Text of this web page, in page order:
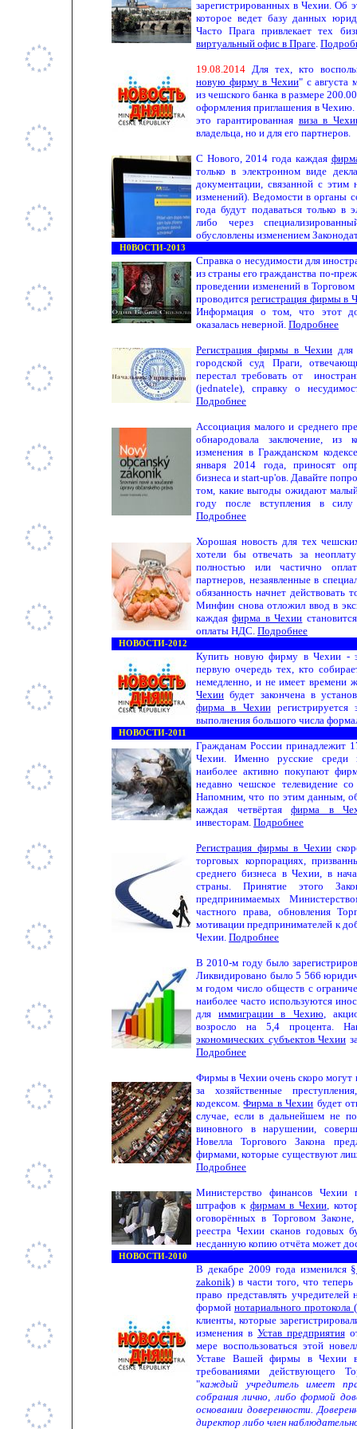
зарегистрированных в Чехии. Об
которое ведет базу данных
Часто Прага привлекает тех
виртуальный офис в Праге
19.08.2014 Для тех, кто
новую фирму в Чехии" с августа
из чешского банка в размере
оформления приглашения в Чехию.
это гарантированная виза в
владельца, но и для его партнеров.
С Нового, 2014 года каждая
только в электронном виде
документации, связанной с этим
изменений). Ведомости в органы
года будут подаваться только в
либо через
обусловлены изменением
Н0ВОСТИ-2013
Справка о несудимости для
из страны его гражданства по-
проведении изменений в
проводитсярегистрация фирмы в
Информация о том, что этот
оказалась неверной. Подробнее
Регистрация фирмы в Чехии для
городской суд Праги,
перестал требовать от
(jednatele), справку о
Подробнее
Ассоциация малого и среднего
обнародовала заключение, из
изменения в Гражданском
января 2014 года, приносят
бизнеса и start-up'ов. Давайте
том, какие выгоды ожидают
году послевступления в силу
Подробнее
Хорошая новость для тех
хотели бы отвечать за нео
полностью или частично
партнеров , незаявленные в
обязанность начнет действовать
Минфин снова отложил ввод в
каждаяфирма в Чехии
оплаты НДС Подробнее
НОВОСТИ-2012
Купить новую фирму в Чехии -
первую очередь тех, кто
немедленно, и не имеет времени
Чехии будет закончена в
фирма в Чехиирегистрируется
выполнения большого числа
НОВОСТИ-2011
Гражданам России принадлежит
Чехии. Именно русские среди
наиболее активно покупают
недавно чешское телевидение
Напомним, что по этим данным,
каждая четвёртая фирма в
инвесторам. Подробнее
Регистрация фирмы в Чехии
торговых корпорациях,
среднего бизнеса в Чехии, в
страны. Принятие этого
предпринимаемых
частного права, обновления
мотивации предпринимателей к
Чехии. Подробнее
В 2010-м году было
Ликвидировано было 5 566
м годом число обществ с
наиболее часто используются
дляиммиграции в Чехию,
возросло на 5,4 процента.
экономических субъектов Чехии
Подробнее
Фирмы в Чехии очень скоро могут
за хозяйственные
кодексом.Фирма в Чехии будет
случае, если в дальнейшем не
виновного в нарушении,
Новелла Торгового Закона
фирмами, которые существуют
Подробнее
Министерство финансов
штрафов к фирмам в Чехии ,
оговорённых в Торговом
реестра Чехии сканов годовых
несданную копию отчёта может
НОВОСТИ-2010
В декабре 2009 года изменился
zakonik) в части того, что
право представлять
формой нотариального протокола
клиенты, которые
изменения в Устав предприятия
мере воспользоваться этой
Уставе Вашей фирмы в Чехии
требованиями действующего
"каждый учредитель имеет
собрания лично, либо формой
основании доверенности.
директор либо член